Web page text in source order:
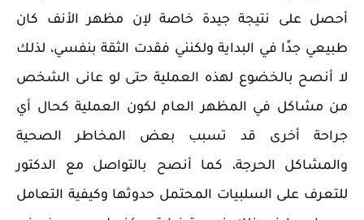
أحصل على نتيجة جيدة خاصة لإن مظهر الأنف كان
طبيعي جدًا في البداية ولكنني فقدت الثقة بنفسي، لذلك
لا أنصح بالخضوع لهذه العملية حتى لو عانى الشخص
من مشاكل في المظهر العام لكون العملية كحال أي
جراحة أخرى قد تسبب بعض المخاطر الصحية
والمشاكل الحرجة، كما أنصح بالتواصل مع الدكتور
للتعرف على السلبيات المحتمل حدوثها وكيفية التعامل